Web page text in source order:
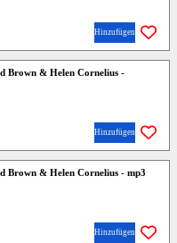
Hinzufügen
Brown & Helen Cornelius -
Hinzufügen
Brown & Helen Cornelius - mp3
Hinzufügen